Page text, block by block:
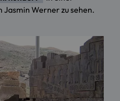
Werner zu sehen.